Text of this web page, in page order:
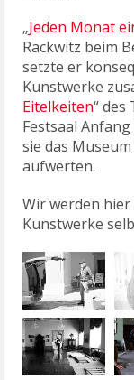
„Jeden Monat
Rackwitz beim
setzte er
Kunstwerke
Eitelkeiten“
Festsaal
sie das
aufwerten.
Wir werden
Kunstwerke